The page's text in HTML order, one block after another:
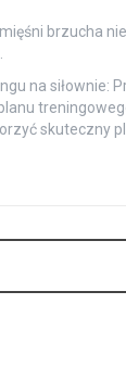
brzucha
na siłownie:
skuteczny